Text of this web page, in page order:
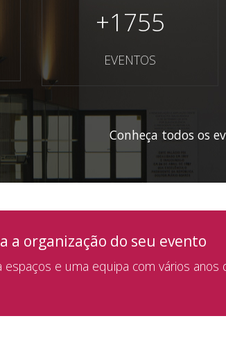
+1755
EVENTOS
Conheça todos os
a organização do seu evento
espaços e uma equipa com vários